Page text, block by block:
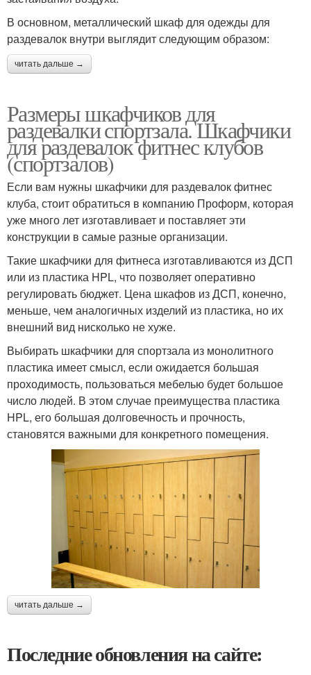
В основном, металлический шкаф для одежды для
раздевалок внутри выглядит следующим образом:
читать дальше →
Размеры шкафчиков для
раздевалки спортзала. Шкафчики
для раздевалок фитнес клубов
(спортзалов)
Если вам нужны шкафчики для раздевалок фитнес
клуба, стоит обратиться в компанию Проформ, которая
уже много лет изготавливает и поставляет эти
конструкции в самые разные организации.
Такие шкафчики для фитнеса изготавливаются из ДСП
или из пластика HPL, что позволяет оперативно
регулировать бюджет. Цена шкафов из ДСП, конечно,
меньше, чем аналогичных изделий из пластика, но их
внешний вид нисколько не хуже.
Выбирать шкафчики для спортзала из монолитного
пластика имеет смысл, если ожидается большая
проходимость, пользоваться мебелью будет большое
число людей. В этом случае преимущества пластика
HPL, его большая долговечность и прочность,
становятся важными для конкретного помещения.
читать дальше →
Последние обновления на сайте: